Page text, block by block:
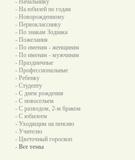
- Начальнику
- На юбилей по годам
- Новорожденному
- Первокласснику
- По знакам Зодиака
- Пожелания
- По именам - женщинам
- По именам - мужчинам
- Праздничные
- Профессиональные
- Ребенку
- Студенту
- С днем рождения
- С новосельем
- С разводом, 2-м браком
- С юбилеем
- Уходящим на пенсию
- Учителю
- Цветочный гороскоп
- Все темы